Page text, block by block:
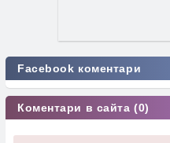
Facebook коментари
Коментари в сайта (0)